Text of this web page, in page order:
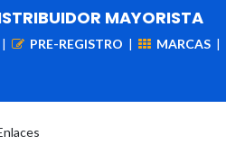
MAYORISTA
| PRE-REGISTRO | MARCAS |